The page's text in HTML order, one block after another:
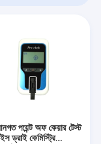
পয়েন্ট অফ কেয়ার টেস্ট
ড্রাই কেমিস্ট্রি